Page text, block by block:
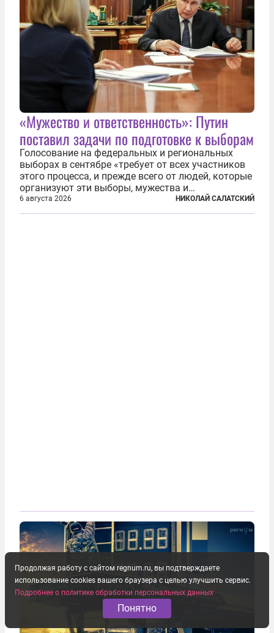
«Мужество и ответственность»: Путин
поставил задачи по подготовке к выборам
Голосование на федеральных и региональных
выборах в сентябре «требует от всех участников
этого процесса, и прежде всего от людей, которые
организуют эти выборы, мужества и
ответственного отношения к формированию
власти», — подчеркнул президент Владимир Путин
6 августа 2026 НИКОЛАЙ САЛАТСКИЙ
Продолжая работу с сайтом regnum.ru, вы подтверждаете
использование cookies вашего браузера с целью улучшить сервис.
Подробнее о политике обработки персональных данных
Понятно